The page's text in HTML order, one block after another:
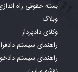
بسته حقوقی راه
وبلاگ
وکلای دادپرداز
راهنمای سیستم
راهنمای سیستم